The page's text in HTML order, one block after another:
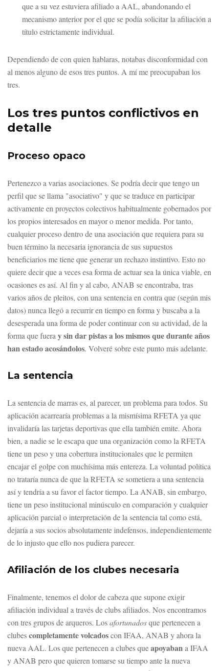
que a su vez estuviera afiliado a AAL, abandonando el
mecanismo anterior por el que se podía solicitar la afiliación a
título estrictamente individual.
Dependiendo de con quien hablaras, notabas disconformidad con
al menos alguno de esos tres puntos. A mí me preocupaban los
tres.
Los tres puntos conflictivos en
detalle
Proceso opaco
Pertenezco a varias asociaciones. Se podría decir que tengo un
perfil que se llama "asociativo" y que se traduce en participar
activamente en proyectos colectivos habitualmente gobernados por
los propios interesados en mayor o menor medida. Por tanto,
cualquier proceso dentro de una asociación que requiera para su
buen término la necesaria ignorancia de sus supuestos
beneficiarios me tiene que generar un rechazo instintivo. Esto no
quiere decir que a veces esa forma de actuar sea la única viable, en
ocasiones es así. Al fin y al cabo, ANAB se encontraba, tras
varios años de pleitos, con una sentencia en contra que (según mis
datos) nunca llegó a recurrir en tiempo en forma y buscaba a la
desesperada una forma de poder continuar con su actividad, de la
forma que fuera y sin dar pistas a los mismos que durante años
han estado acosándolos. Volveré sobre este punto más adelante.
La sentencia
La sentencia de marras es, al parecer, un problema para todos. Su
aplicación acarrearía problemas a la mismísima RFETA ya que
invalidaría las tarjetas deportivas que ella también emite. Ahora
bien, a nadie se le escapa que una organización como la RFETA
tiene un peso y una cobertura institucionales que le permiten
encajar el golpe con muchísima más entereza. La voluntad política
no trataría nunca de que la RFETA se sometiera a una sentencia
así y tendría a su favor el factor tiempo. La ANAB, sin embargo,
tiene un peso institucional minúsculo en comparación y cualquier
aplicación parcial o interpretación de la sentencia tal como está,
dejaría a sus socios absolutamente indefensos, independientemente
de lo injusto que ello nos pudiera parecer.
Afiliación de los clubes necesaria
Finalmente, tenemos el dolor de cabeza que supone exigir
afiliación individual a través de clubs afiliados. Nos encontramos
con tres grupos de arqueros. Losafortunadosque pertenecen a
clubescompletamente volcadoscon IFAA, ANAB y ahora la
nueva AAL. Los que pertenecen a clubes queapoyabana IFAA
y ANAB pero que quieren tomarse su tiempo ante la nueva